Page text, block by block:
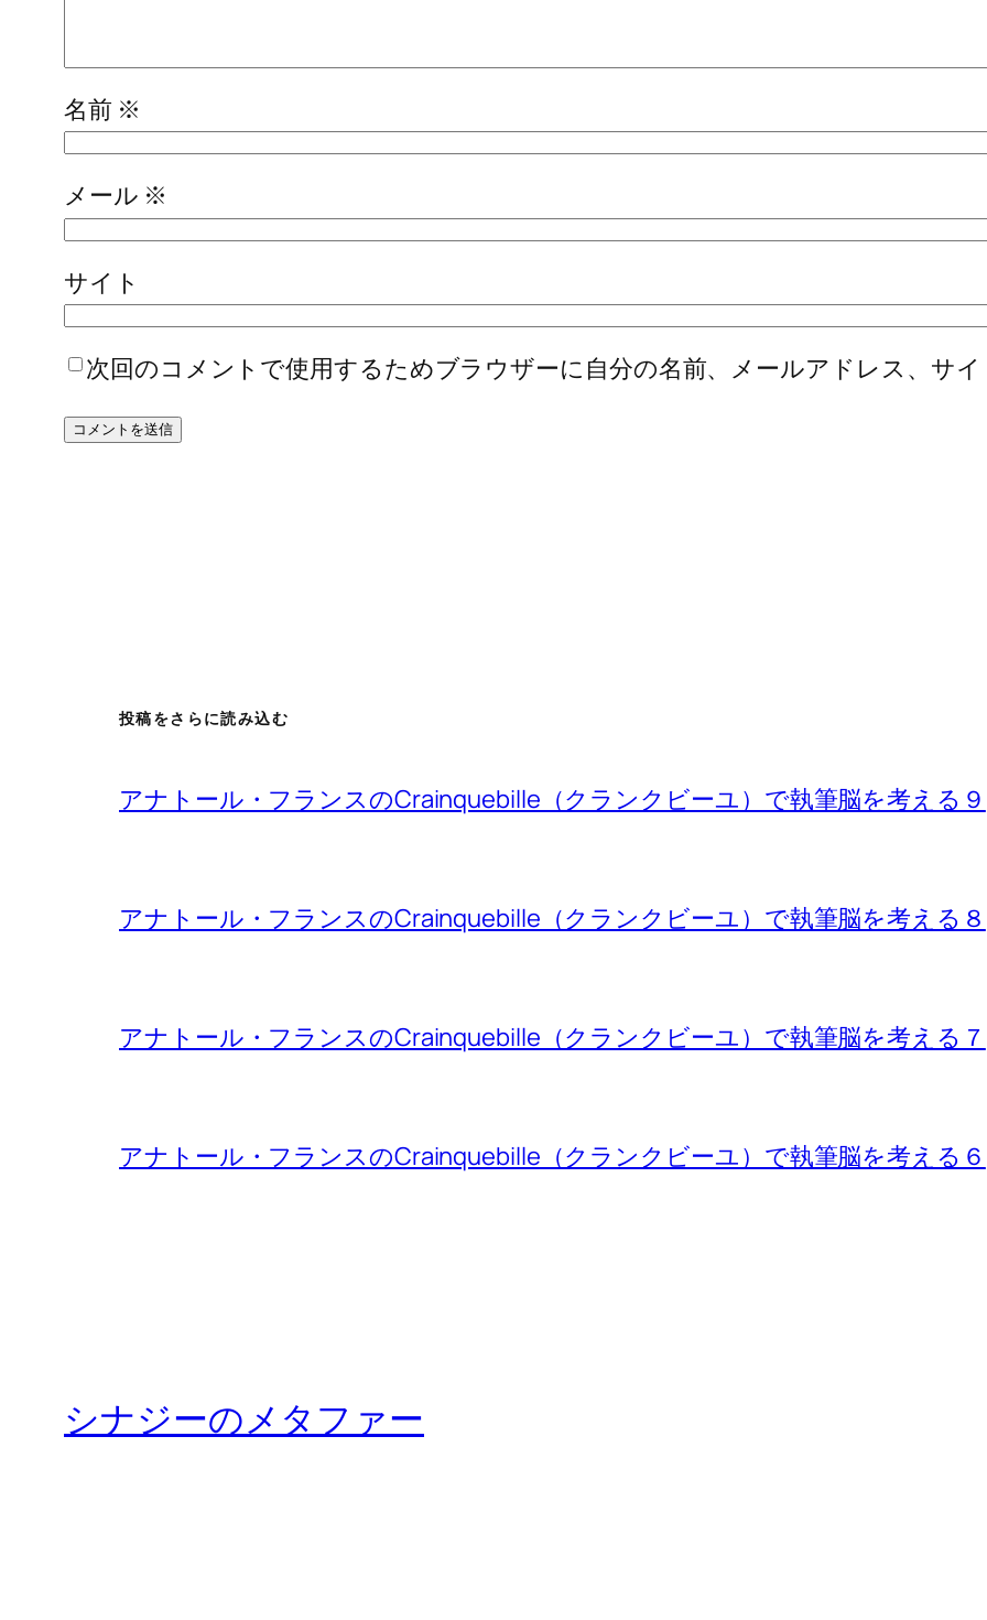
名前 ※
メール ※
サイト
次回のコメントで使用するためブラウザーに自分の名前、メールアドレス、サイ
投稿をさらに読み込む
アナトール・フランスのCrainquebille（クランクビーユ）で執筆脳を考える９
アナトール・フランスのCrainquebille（クランクビーユ）で執筆脳を考える８
アナトール・フランスのCrainquebille（クランクビーユ）で執筆脳を考える７
アナトール・フランスのCrainquebille（クランクビーユ）で執筆脳を考える６
シナジーのメタファー